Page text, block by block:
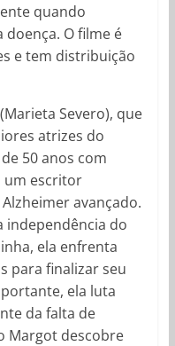
quando
O filme é
e tem distribuição
Severo), que
atrizes do
50 anos com
um escritor
avançado.
independência do
ela enfrenta
para finalizar seu
ela luta
da falta de
Margot descobre